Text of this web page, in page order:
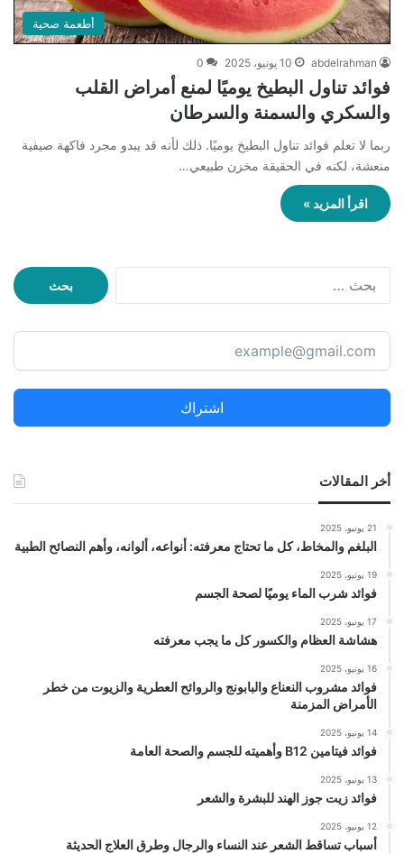
أطعمة صحية
abdelrahman 10 يونيو، 2025 0
فوائد تناول البطيخ يوميًا لمنع أمراض القلب
والسكري والسمنة والسرطان
ربما لا تعلم فوائد تناول البطيخ يوميًا. ذلك لأنه قد يبدو مجرد فاكهة صيفية
منعشة، لكنه في الحقيقة مخزن طبيعي…
اقرأ المزيد »
ح
ع
ن
اشتراك
أخر المقالات
21 يونيو، 2025
البلغم والمخاط، كل ما تحتاج معرفته: أنواعه، ألوانه، وأهم النصائح الطبية
19 يونيو، 2025
فوائد شرب الماء يوميًا لصحة الجسم
17 يونيو، 2025
هشاشة العظام والكسور كل ما يجب معرفته
16 يونيو، 2025
فوائد مشروب النعناع والبابونج والروائح العطرية والزيوت من خطر
الأمراض المزمنة
14 يونيو، 2025
فوائد فيتامين B12 وأهميته للجسم والصحة العامة
13 يونيو، 2025
فوائد زيت جوز الهند للبشرة والشعر
12 يونيو، 2025
أسباب تساقط الشعر عند النساء والرجال وطرق العلاج الحديثة